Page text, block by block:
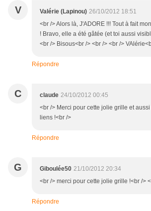
V Valérie (Lapinou) 26/10/2012 18:51
<br /> Alors là, J'ADORE !!! Tout à fait
! Bravo, elle a été gâtée (et toi aussi
<br /> Bisous<br /> <br /> <br />
Répondre
C claude 24/10/2012 00:45
<br /> Merci pour cette jolie grille et
liens !<br />
Répondre
G Giboulée50 21/10/2012 20:34
<br /> merci pour cette jolie grille !<br />
Répondre